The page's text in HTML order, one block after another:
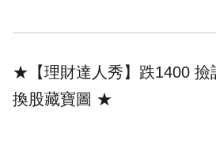
★【理財達人秀】跌1400 撿
換股藏寶圖 ★